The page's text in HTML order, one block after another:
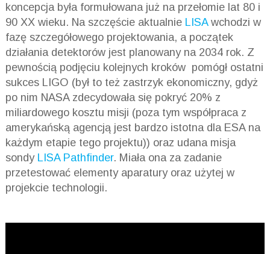
koncepcja była formułowana już na przełomie lat 80 i
90 XX wieku. Na szczęście aktualnie LISA wchodzi w
fazę szczegółowego projektowania, a początek
działania detektorów jest planowany na 2034 rok. Z
pewnością podjęciu kolejnych kroków pomógł ostatni
sukces LIGO (był to też zastrzyk ekonomiczny, gdyż
po nim NASA zdecydowała się pokryć 20% z
miliardowego kosztu misji (poza tym współpraca z
amerykańską agencją jest bardzo istotna dla ESA na
każdym etapie tego projektu)) oraz udana misja
sondy LISA Pathfinder. Miała ona za zadanie
przetestować elementy aparatury oraz użytej w
projekcie technologii.